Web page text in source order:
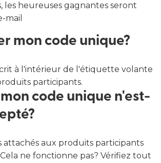
les heureuses gagnantes seront
mail
mon code unique?
à l'intérieur de l'étiquette volante
participants.
code unique n'est-
attachés aux produits participants
ne fonctionne pas? Vérifiez tout